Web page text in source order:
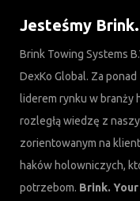
Jesteśmy Brink.
Brink Towing Systems
DexKo Global. Za
liderem rynku w branży
rozległą wiedzę z
zorientowanym na
haków holowniczych,
potrzebom. Brink.